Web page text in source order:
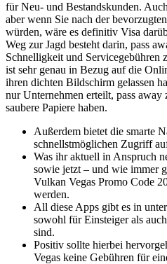
für Neu- und Bestandskunden.
aber wenn Sie nach der
würden, wäre es definitiv Visa
Weg zur Jagd besteht darin, pass
Schnelligkeit und Servicegebühren
ist sehr genau in Bezug auf die
ihren dichten Bildschirm gelassen
nur Unternehmen erteilt, pass
saubere Papiere haben.
Außerdem bietet die smarte
schnellstmöglichen Zugriff
Was ihr aktuell in Anspruch
sowie jetzt – und wie immer
Vulkan Vegas Promo Code
werden.
All diese Apps gibt es in
sowohl für Einsteiger als
sind.
Positiv sollte hierbei
Vegas keine Gebühren für